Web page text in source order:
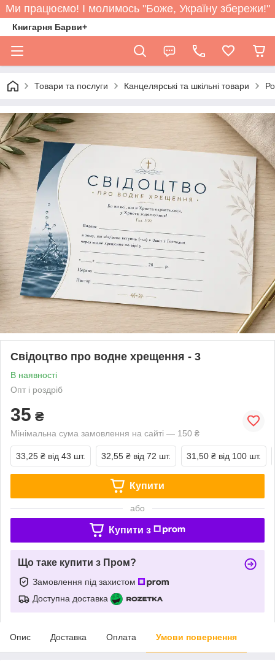
Ми працюємо! І молимось "Боже, Україну збережи!"
Книгарня Барви+
Товари та послуги Канцелярські та шкільні товари
Свідоцтво про водне хрещення - 3
В наявності
Опт і роздріб
35 ₴
Мінімальна сума замовлення на сайті — 150 ₴
33,25 ₴ від 43 шт. 32,55 ₴ від 72 шт. 31,50 ₴ від 100 шт.
Купити
або
Купити з
Що таке купити з Пром?
Замовлення під захистом
Доступна доставка
Опис Доставка Оплата Умови повернення